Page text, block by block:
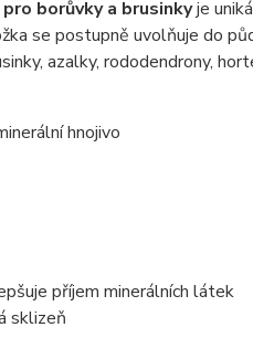
borůvky a brusinkyje
se postupně uvolňuje do
azalky, rododendrony,
hnojivo
příjem minerálních látek
sklizeň